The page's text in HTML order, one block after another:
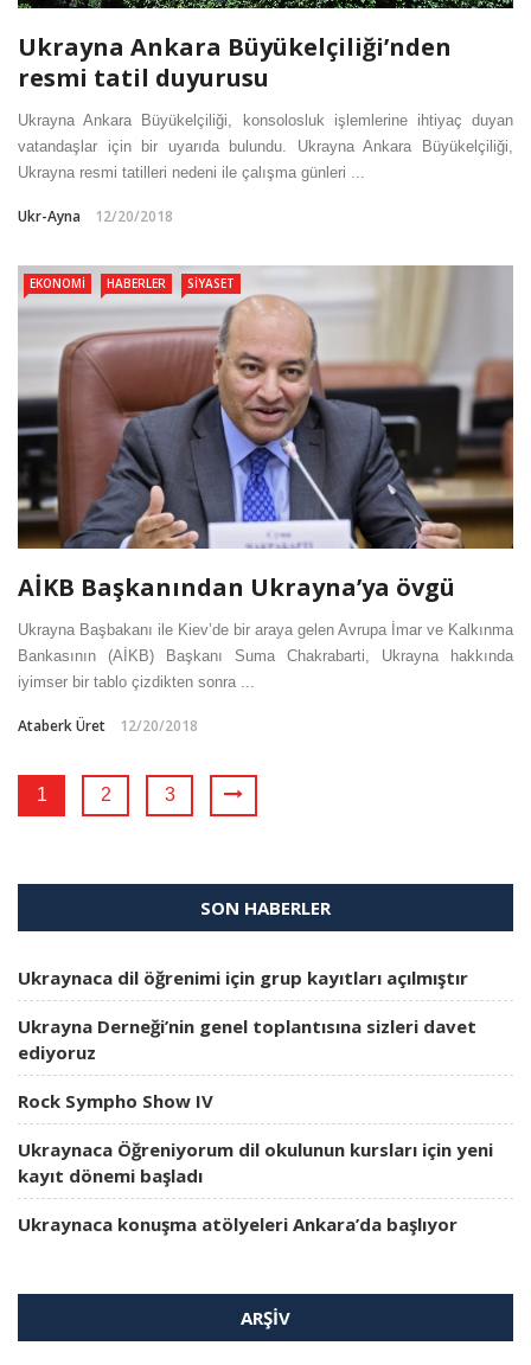
Ukrayna Ankara Büyükelçiliği’nden
resmi tatil duyurusu
Ukrayna Ankara Büyükelçiliği, konsolosluk işlemlerine ihtiyaç duyan
vatandaşlar için bir uyarıda bulundu. Ukrayna Ankara Büyükelçiliği,
Ukrayna resmi tatilleri nedeni ile çalışma günleri ...
Ukr-Ayna 12/20/2018
EKONOMI HABERLER SIYASET
AİKB Başkanından Ukrayna’ya övgü
Ukrayna Başbakanı ile Kiev’de bir araya gelen Avrupa İmar ve Kalkınma
Bankasının (AİKB) Başkanı Suma Chakrabarti, Ukrayna hakkında
iyimser bir tablo çizdikten sonra ...
Ataberk Üret 12/20/2018
1 2 3
SON HABERLER
Ukraynaca dil öğrenimi için grup kayıtları açılmıştır
Ukrayna Derneği’nin genel toplantısına sizleri davet
ediyoruz
Rock Sympho Show IV
Ukraynaca Öğreniyorum dil okulunun kursları için yeni
kayıt dönemi başladı
Ukraynaca konuşma atölyeleri Ankara’da başlıyor
ARŞIV